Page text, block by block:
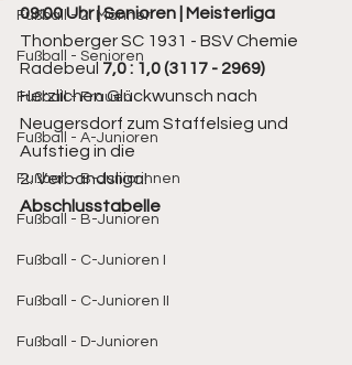
Fußball - 2. Männer
Fußball - Senioren
Fußball - Frauen
Fußball - A-Junioren
Fußball - B-Juniorinnen
Fußball - B-Junioren
Fußball - C-Junioren I
Fußball - C-Junioren II
Fußball - D-Junioren
09:00 Uhr | Senioren | Meisterliga
Thonberger SC 1931 - BSV Chemie
Radebeul 7,0 : 1,0 (3117 - 2969)
Herzlichen Glückwunsch nach
Neugersdorf zum Staffelsieg und
Aufstieg in die
2. Verbandsliga!
Abschlusstabelle